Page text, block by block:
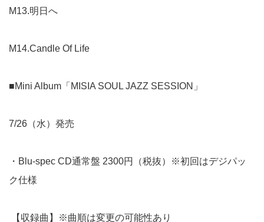
M13.明日へ
M14.Candle Of Life
■Mini Album「MISIA SOUL JAZZ SESSION」
7/26（水）発売
・Blu-spec CD通常盤 2300円（税抜）※初回はデジパッ
ク仕様
【収録曲】※曲順は変更の可能性あり